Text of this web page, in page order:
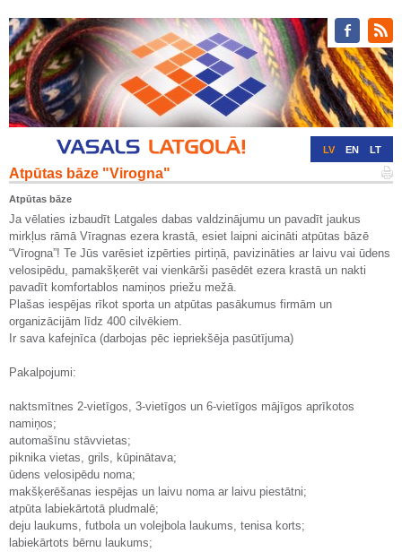
LV EN LT
Atpūtas bāze "Virogna"
Atpūtas bāze
Ja vēlaties izbaudīt Latgales dabas valdzinājumu un pavadīt jaukus
mirkļus rāmā Vīragnas ezera krastā, esiet laipni aicināti atpūtas bāzē
“Vīrogna”! Te Jūs varēsiet izpērties pirtiņā, pavizināties ar laivu vai ūdens
velosipēdu, pamakšķerēt vai vienkārši pasēdēt ezera krastā un nakti
pavadīt komfortablos namiņos priežu mežā.
Plašas iespējas rīkot sporta un atpūtas pasākumus firmām un
organizācijām līdz 400 cilvēkiem.
Ir sava kafejnīca (darbojas pēc iepriekšēja pasūtījuma)
Pakalpojumi:
naktsmītnes 2-vietīgos, 3-vietīgos un 6-vietīgos mājīgos aprīkotos
namiņos;
automašīnu stāvvietas;
piknika vietas, grils, kūpinātava;
ūdens velosipēdu noma;
makšķerēšanas iespējas un laivu noma ar laivu piestātni;
atpūta labiekārtotā pludmalē;
deju laukums, futbola un volejbola laukums, tenisa korts;
labiekārtots bērnu laukums;